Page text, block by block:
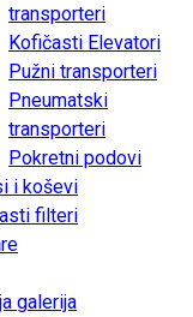
transporteri
Kofičasti Elevatori
Pužni transporteri
Pneumatski
transporteri
Pokretni podovi
i koševi
filteri
galerija